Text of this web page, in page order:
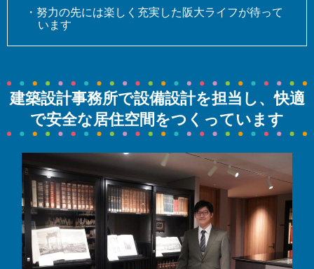
・努力の先には楽しく充実した阪大ライフが待って
います
建築設計事務所で設備設計を担当し、快適
で安全な居住空間をつくっています